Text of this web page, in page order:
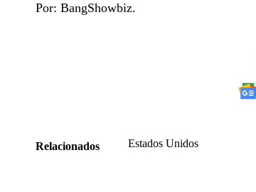
Por: BangShowbiz.
Relacionados Estados Unidos